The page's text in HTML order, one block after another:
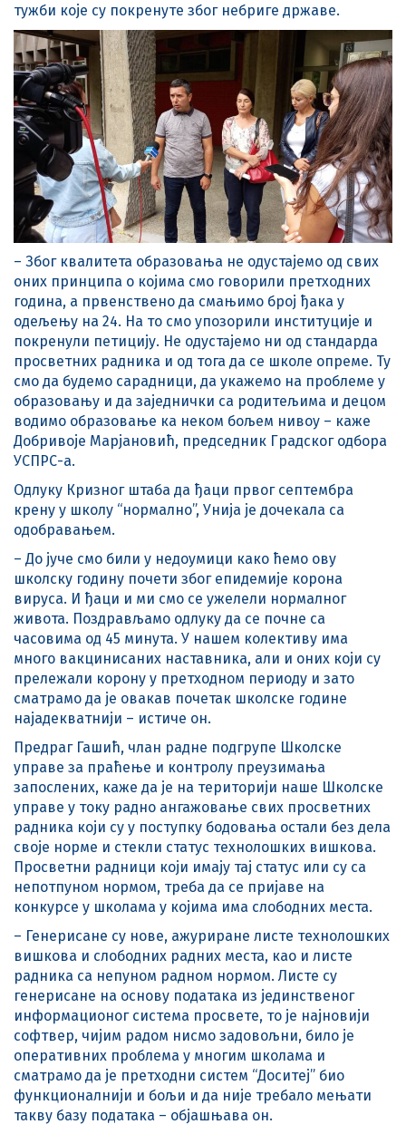
тужби које су покренуте због небриге државе.
– Због квалитета образовања не одустајемо од свих
оних принципа о којима смо говорили претходних
година, а првенствено да смањимо број ђака у
одељењу на 24. На то смо упозорили институције и
покренули петицију. Не одустајемо ни од стандарда
просветних радника и од тога да се школе опреме. Ту
смо да будемо сарадници, да укажемо на проблеме у
образовању и да заједнички са родитељима и децом
водимо образовање ка неком бољем нивоу – каже
Добривоје Марјановић, председник Градског одбора
УСПРС-а.
Одлуку Кризног штаба да ђаци првог септембра
крену у школу “нормално”, Унија је дочекала са
одобравањем.
– До јуче смо били у недоумици како ћемо ову
школску годину почети због епидемије корона
вируса. И ђаци и ми смо се ужелели нормалног
живота. Поздрављамо одлуку да се почне са
часовима од 45 минута. У нашем колективу има
много вакцинисаних наставника, али и оних који су
прележали корону у претходном периоду и зато
сматрамо да је овакав почетак школске године
најадекватнији – истиче он.
Предраг Гашић, члан радне подгрупе Школске
управе за праћење и контролу преузимања
запослених, каже да је на територији наше Школске
управе у току радно ангажовање свих просветних
радника који су у поступку бодовања остали без дела
своје норме и стекли статус технолошких вишкова.
Просветни радници који имају тај статус или су са
непотпуном нормом, треба да се пријаве на
конкурсе у школама у којима има слободних места.
– Генерисане су нове, ажуриране листе технолошких
вишкова и слободних радних места, као и листе
радника са непуном радном нормом. Листе су
генерисане на основу података из јединственог
информационог система просвете, то је најновији
софтвер, чијим радом нисмо задовољни, било је
оперативних проблема у многим школама и
сматрамо да је претходни систем “Доситеј” био
функционалнији и бољи и да није требало мењати
такву базу података – објашњава он.